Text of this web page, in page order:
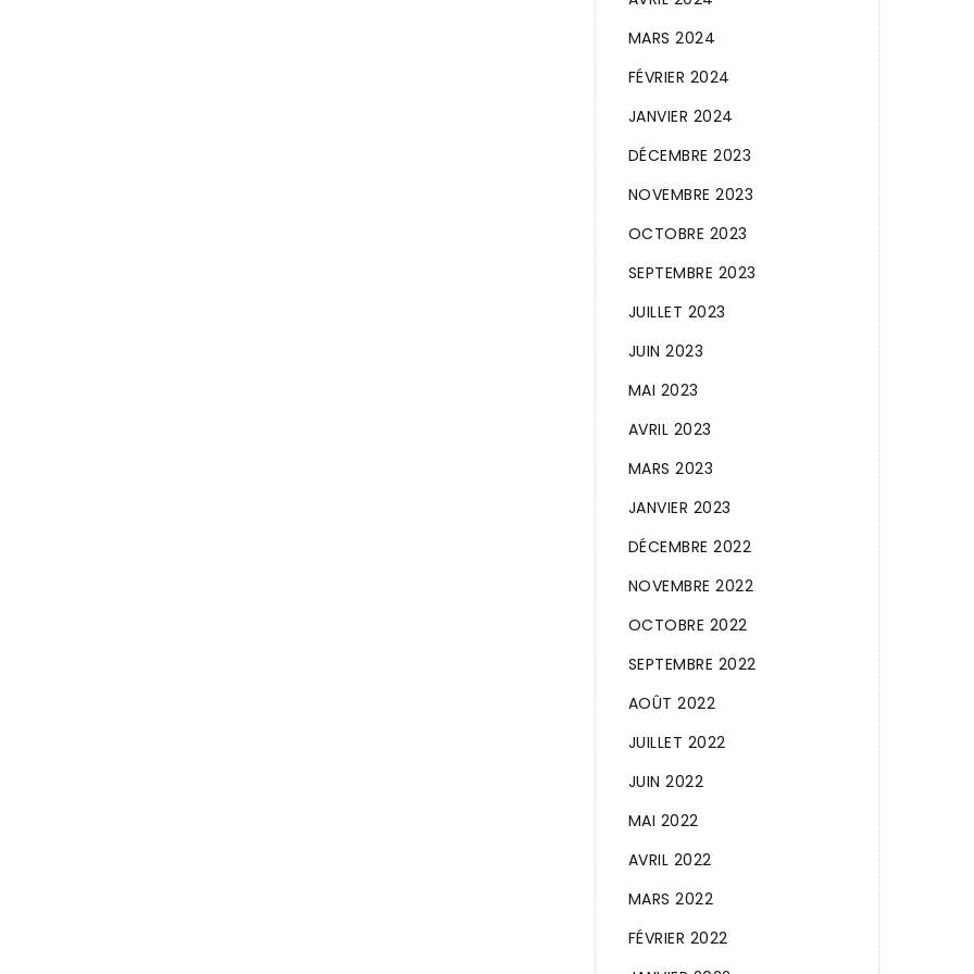
MARS 2024
FÉVRIER 2024
JANVIER 2024
DÉCEMBRE 2023
NOVEMBRE 2023
OCTOBRE 2023
SEPTEMBRE 2023
JUILLET 2023
JUIN 2023
MAI 2023
AVRIL 2023
MARS 2023
JANVIER 2023
DÉCEMBRE 2022
NOVEMBRE 2022
OCTOBRE 2022
SEPTEMBRE 2022
AOÛT 2022
JUILLET 2022
JUIN 2022
MAI 2022
AVRIL 2022
MARS 2022
FÉVRIER 2022